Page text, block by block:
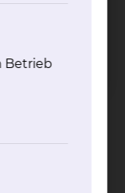
statt?
Betrieb